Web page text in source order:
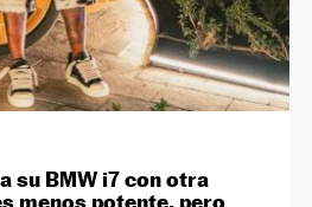
su BMW i7 con otra
menos potente, pero